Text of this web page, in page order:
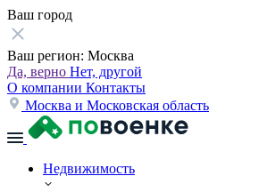
Ваш город
Ваш регион: Москва
Да, верно Нет, другой
О компании Контакты
Москва и Московская область
Недвижимость